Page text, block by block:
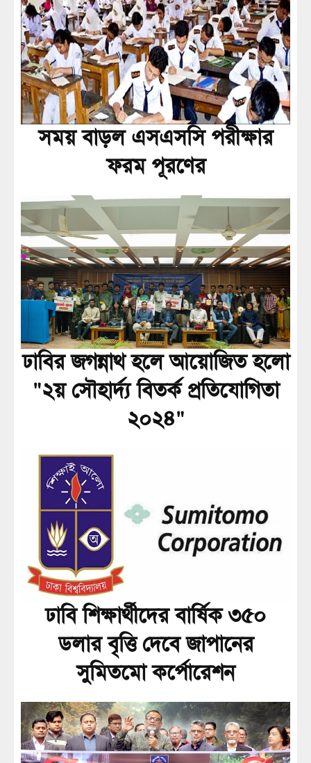
সময় বাড়ল এসএসসি পরীক্ষার
ফরম পূরণের
ঢাবির জগন্নাথ হলে আয়োজিত হলো
"২য় সৌহার্দ্য বিতর্ক প্রতিযোগিতা
২০২৪"
ঢাবি শিক্ষার্থীদের বার্ষিক ৩৫০
ডলার বৃত্তি দেবে জাপানের
সুমিতমো কর্পোরেশন